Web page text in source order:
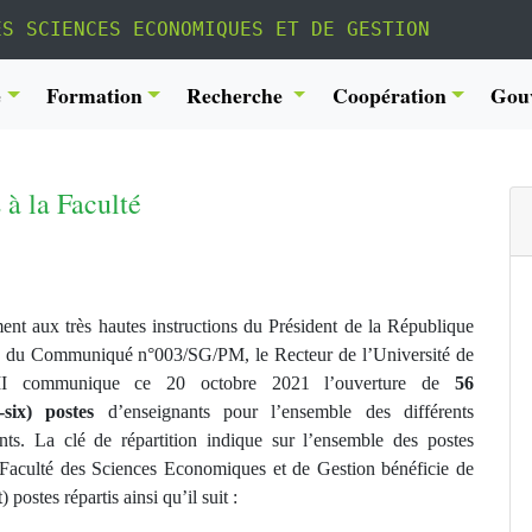
SCIENCES ECONOMIQUES ET DE GESTION
Formation Recherche Coopération
à la Faculté
aux très hautes instructions du Président de la République
du Communiqué n°003/SG/PM, le Recteur de l’Université de
communique ce 20 octobre 2021 l’ouverture de 56
six) postes d’enseignants pour l’ensemble des différents
La clé de répartition indique sur l’ensemble des postes
des Sciences Economiques et de Gestion bénéficie de
postes répartis ainsi qu’il suit :